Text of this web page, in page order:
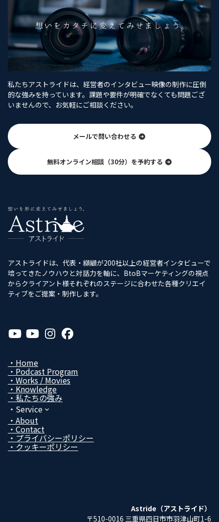
私たちアストライドは、経営者のインタビュー映像の制作に圧倒
的な強みを持っています。課題や要件が明確でなくても問題ござ
いませんので、お気軽にご相談ください。
メールで問い合わせる
無料オンライン相談（30分）を予約する
アストライドは、代表・纐纈が200社以上の経営者インタビューで
培ってきたノウハウと対話力を軸に、BtoBマーケティングの視点
からクライアント様それぞれのステージに合わせた各種クリエイ
ティブをご提案・制作します。
ア
イ
リ
ン
ク
ア
イ
リ
ン
ク
ア
イ
ン
ク
ア
イ
ン
ク
Home
Podcast Program
Works / Movies
Know­ledge
私たちの強み
Service
About
Contact
プライバシーポリシー
クッキーポリシー
Astride（アストライド）
〒510-0016 三重県四日市市羽津山町1-6